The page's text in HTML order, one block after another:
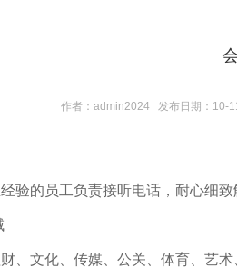
作者：admin2024 发布日期：10-
验的员工负责接听电话，耐心细
、文化、传媒、公关、体育、艺